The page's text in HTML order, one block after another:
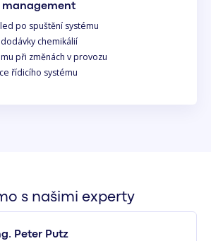
management
po spuštění systému
chemikálií
při změnách v provozu
řídicího systému
s našimi experty
Peter Putz